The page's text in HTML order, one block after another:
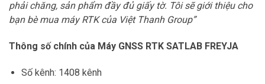
phải chăng, sản phẩm đầy đủ giấy tờ. Tôi sẽ giới thiệu cho
bạn bè mua máy RTK của Việt Thanh Group”
Thông số chính của Máy GNSS RTK SATLAB FREYJA
Số kênh: 1408 kênh